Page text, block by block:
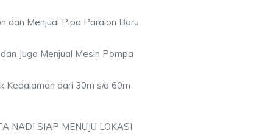
dan Menjual Pipa Paralon Baru
Juga Menjual Mesin Pompa
Kedalaman dari 30m s/d 60m
NADI SIAP MENUJU LOKASI